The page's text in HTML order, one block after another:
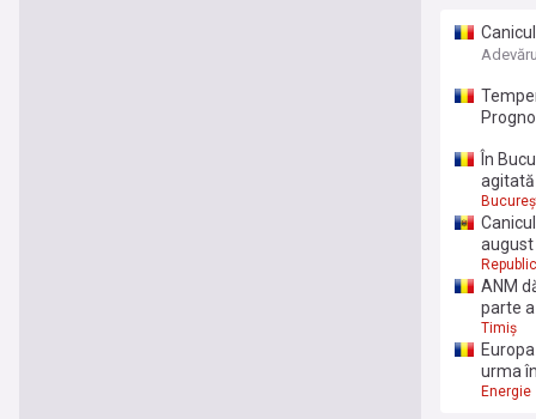
Adevărul
În
agitată
august
ANM
parte
Timiș
urma
Energie